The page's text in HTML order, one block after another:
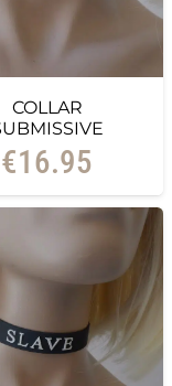
COLLAR
€16.95